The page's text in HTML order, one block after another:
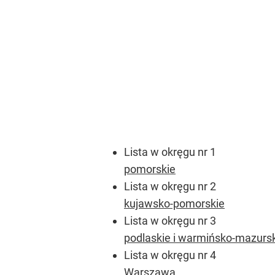
Lista w okręgu nr 1
pomorskie
Lista w okręgu nr 2
kujawsko-pomorskie
Lista w okręgu nr 3
podlaskie i warmińsko-
Lista w okręgu nr 4
Warszawa